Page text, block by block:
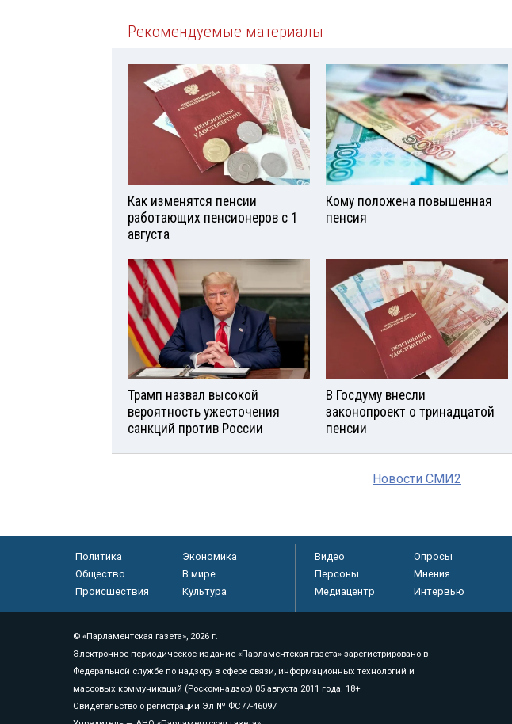
Рекомендуемые материалы
Как изменятся пенсии
работающих пенсионеров с 1
августа
Кому положена повышенная
пенсия
Трамп назвал высокой
вероятность ужесточения
санкций против России
В Госдуму внесли
законопроект о тринадцатой
пенсии
Новости СМИ2
Политика
Экономика
Общество
В мире
Происшествия
Культура
Видео Опросы
Персоны
Мнения
Медиацентр
Интервью
© «Парламентская газета», 2026 г.
Электронное периодическое издание «Парламентская газета» зарегистрировано в
Федеральной службе по надзору в сфере связи, информационных технологий и
массовых коммуникаций (Роскомнадзор) 05 августа 2011 года. 18+
Свидетельство о регистрации Эл № ФС77-46097